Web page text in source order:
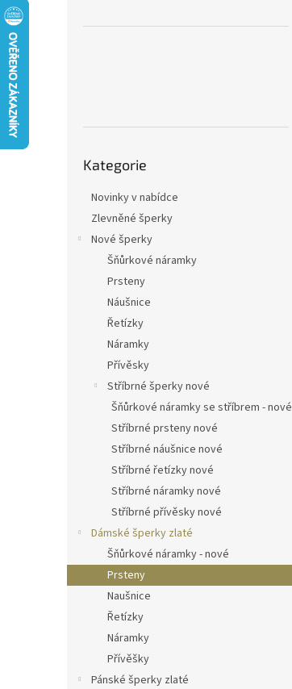
kategorie
Kategorie
Novinky v nabídce
Zlevněné šperky
Nové šperky
Šňůrkové náramky
Prsteny
Náušnice
Řetízky
Náramky
Přívěsky
Stříbrné šperky nové
Šňůrkové náramky se stříbrem - nové
Stříbrné prsteny nové
Stříbrné náušnice nové
Stříbrné řetízky nové
Stříbrné náramky nové
Stříbrné přívěsky nové
Dámské šperky zlaté
Šňůrkové náramky - nové
Prsteny
Naušnice
Řetízky
Náramky
Přívěšky
Pánské šperky zlaté